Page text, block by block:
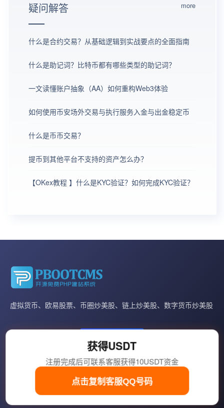
疑问解答 more
什么是合约交易？从基础逻辑到实战要点的全面指南
什么是助记词？比特币都有哪些类型的助记词？
一文读懂账户抽象（AA）如何重构Web3体验
如何使用币安场外交易与执行服务入金与出金稳定币
什么是币币交易？
提币到其他平台不支持的资产怎么办？
【OKex教程 】什么是KYC验证？如何完成KYC验证？
获得USDT
注册完成后可联系客服获得10USDT资金
虚拟货币、欧易股票、币圈炒美股、链上炒美股、数字货币炒美股
在线咨询
(周一至六8:00-22:00,周日 法定节假日休息/不定期在线)
Copyright © 2015-2026 币圈返佣网 本网只提供投资咨询、降低客户交易成
本，不接触客户资金，不参与任何平台经营活动，客户自行选择交易平台！